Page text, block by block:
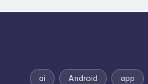
ai Android app